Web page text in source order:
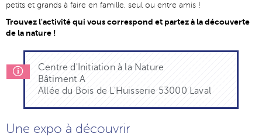
petits et grands à faire en famille, seul ou entre amis !
Trouvez l'activité qui vous correspond et partez à la découverte
de la nature !
Centre d'Initiation à la Nature
Bâtiment A
Allée du Bois de L'Huisserie 53000 Laval
Une expo à découvrir